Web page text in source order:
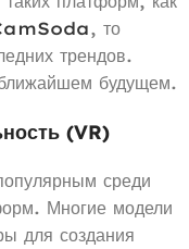
, то
трендов.
будущем.
(VR)
среди
Многие модели
для создания